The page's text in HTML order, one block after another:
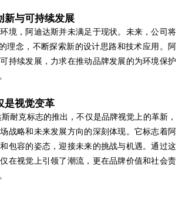
新与可持续发展
境，阿迪达斯并未满足于现状。未来，公司将
理念，不断探索新的设计思路和技术应用。阿
持续发展，力求在推动品牌发展的为环境保护
是视觉变革
耐克标志的推出，不仅是品牌视觉上的革新，
战略和未来发展方向的深刻体现。它标志着阿
包容的姿态，迎接未来的挑战与机遇。通过这
在视觉上引领了潮流，更在品牌价值和社会责